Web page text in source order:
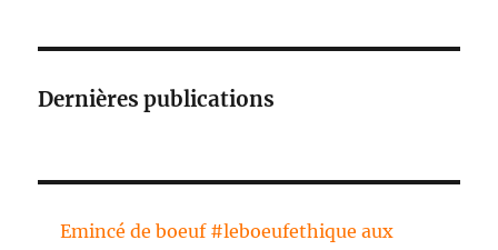
Dernières publications
Emincé de boeuf #leboeufethique aux